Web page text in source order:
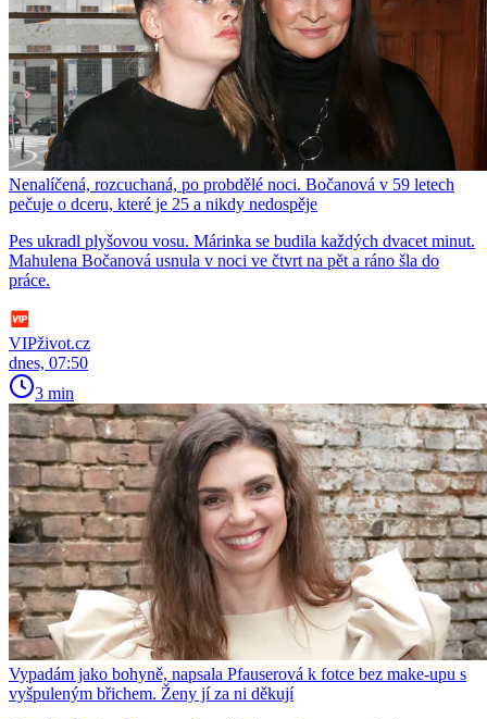
Nenalíčená, rozcuchaná, po probdělé noci. Bočanová v 59 letech
pečuje o dceru, které je 25 a nikdy nedospěje
Pes ukradl plyšovou vosu. Márinka se budila každých dvacet minut.
Mahulena Bočanová usnula v noci ve čtvrt na pět a ráno šla do
práce.
VIPživot.cz
dnes, 07:50
3 min
Vypadám jako bohyně, napsala Pfauserová k fotce bez make-upu s
vyšpuleným břichem. Ženy jí za ni děkují